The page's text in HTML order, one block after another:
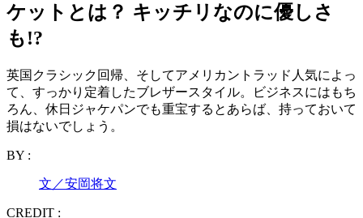
ケットとは？ キッチリなのに優しさ
も!?
英国クラシック回帰、そしてアメリカントラッド人気によっ
て、すっかり定着したブレザースタイル。ビジネスにはもち
ろん、休日ジャケパンでも重宝するとあらば、持っておいて
損はないでしょう。
BY :
文／安岡将文
CREDIT :